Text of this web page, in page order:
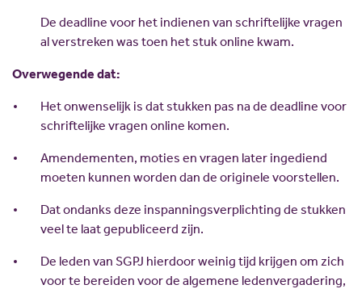
De deadline voor het indienen van schriftelijke vragen
al verstreken was toen het stuk online kwam.
Overwegende dat:
Het onwenselijk is dat stukken pas na de deadline voor
schriftelijke vragen online komen.
Amendementen, moties en vragen later ingediend
moeten kunnen worden dan de originele voorstellen.
Dat ondanks deze inspanningsverplichting de stukken
veel te laat gepubliceerd zijn.
De leden van SGPJ hierdoor weinig tijd krijgen om zich
voor te bereiden voor de algemene ledenvergadering,